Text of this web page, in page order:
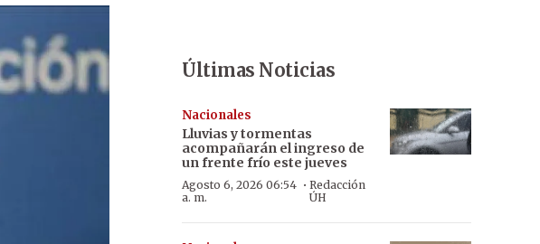
Últimas Noticias
Nacionales
Lluvias y tormentas
acompañarán el ingreso de
un frente frío este jueves
Agosto 6, 2026 06:54
a. m.
· Redacción
ÚH